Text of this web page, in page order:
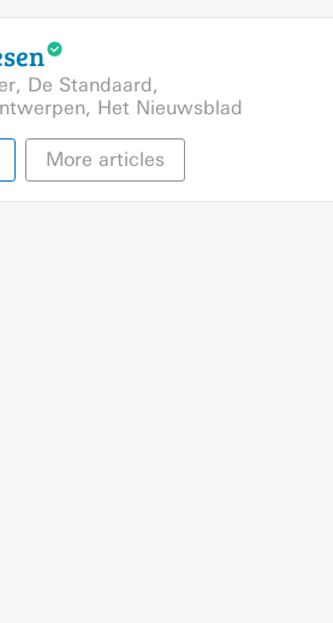
, De Standaard,
, Het Nieuwsblad
More articles